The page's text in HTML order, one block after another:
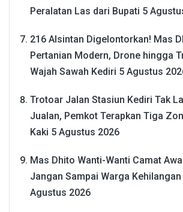
Peralatan Las dari Bupati 5
216 Alsintan Digelontorkan! Mas
Pertanian Modern, Drone hingga
Wajah Sawah Kediri 5 Agustus
Trotoar Jalan Stasiun Kediri Tak
Jualan, Pemkot Terapkan Tiga
Kaki 5 Agustus 2026
Mas Dhito Wanti-Wanti Camat
Jangan Sampai Warga Kehilangan
Agustus 2026